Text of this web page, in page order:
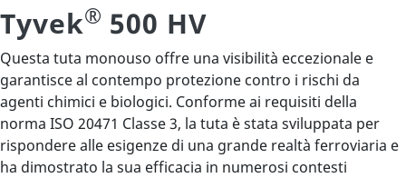
Tyvek® 500 HV
Questa tuta monouso offre una visibilità eccezionale e
garantisce al contempo protezione contro i rischi da
agenti chimici e biologici. Conforme ai requisiti della
norma ISO 20471 Classe 3, la tuta è stata sviluppata per
rispondere alle esigenze di una grande realtà ferroviaria e
ha dimostrato la sua efficacia in numerosi contesti